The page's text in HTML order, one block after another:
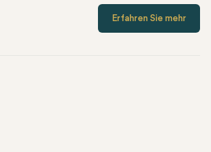
Erfahren Sie mehr